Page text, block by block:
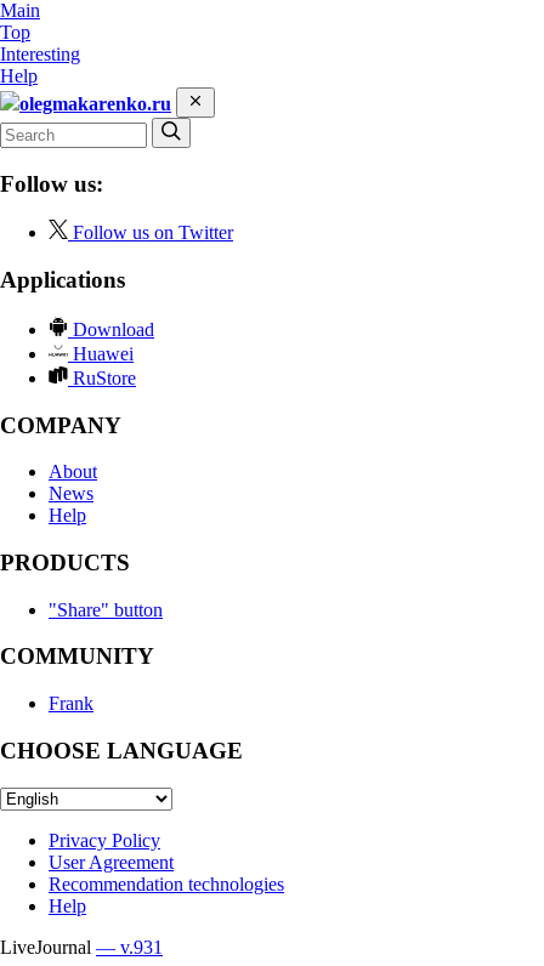
Main
Top
Interesting
Help
olegmakarenko.ru
Follow us:
Follow us on Twitter
Applications
Download
Huawei
RuStore
COMPANY
About
News
Help
PRODUCTS
"Share" button
COMMUNITY
Frank
CHOOSE LANGUAGE
Privacy Policy
User Agreement
Recommendation technologies
Help
LiveJournal — v.931